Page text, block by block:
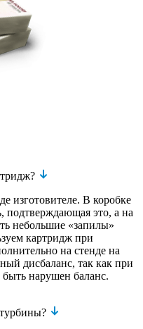
изготовителе. В коробке
подтверждающая это, а на
небольшие «запилы»
картридж при
на стенде на
дисбаланс, так как при
нарушен баланс.